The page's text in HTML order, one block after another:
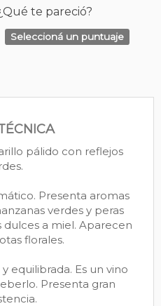
te pareció?
Seleccioná un puntuaje
pálido con reflejos
Presenta aromas
verdes y peras
a miel. Aparecen
florales.
equilibrada. Es un vino
Presenta gran